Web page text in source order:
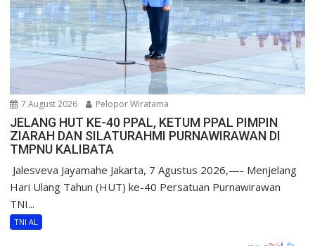
7 August 2026 Pelopor Wiratama
JELANG HUT KE-40 PPAL, KETUM PPAL PIMPIN
ZIARAH DAN SILATURAHMI PURNAWIRAWAN DI
TMPNU KALIBATA
​ Jalesveva Jayamahe Jakarta, 7 Agustus 2026,—- Menjelang
Hari Ulang Tahun (HUT) ke-40 Persatuan Purnawirawan
TNI...
TNI AL